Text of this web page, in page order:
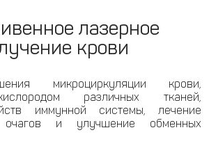
лазерное
крови
микроциркуляции крови,
различных тканей,
иммунной системы, лечение
очагов и улучшение обменных